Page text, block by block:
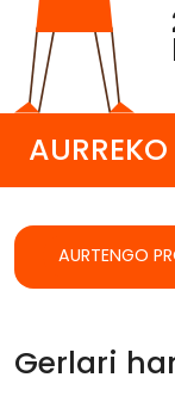
AURTENGO
Gerlari